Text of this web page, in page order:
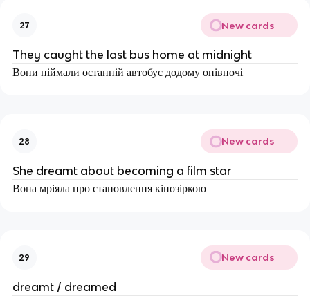
27 New cards
They caught the last bus home at midnight
Вони піймали останній автобус додому опівночі
28 New cards
She dreamt about becoming a film star
Вона мріяла про становлення кінозіркою
29 New cards
dreamt / dreamed